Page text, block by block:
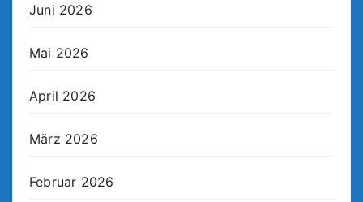
Juni 2026
Mai 2026
April 2026
März 2026
Februar 2026